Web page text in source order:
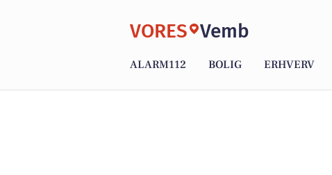
VORES Vemb
ALARM112 BOLIG ERHVERV